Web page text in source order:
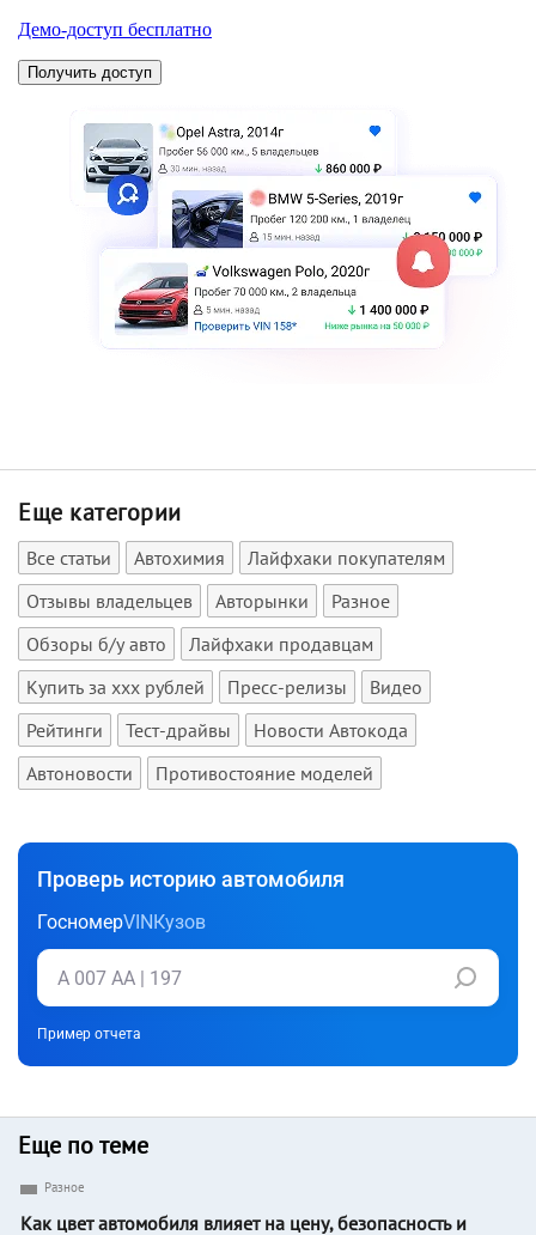
Еще категории
Все статьи Автохимия
Лайфхаки покупателям
Отзывы владельцев
Авторынки
Разное
Обзоры б/у авто
Лайфхаки продавцам
Купить за xxx рублей
Пресс-релизы
Видео
Рейтинги
Тест-драйвы
Новости Автокода
Автоновости
Противостояние моделей
Проверь историю автомобиля
ГосномерVIN Кузов
Пример отчета
Еще по теме
Разное
Как цвет автомобиля влияет на цену, безопасность и